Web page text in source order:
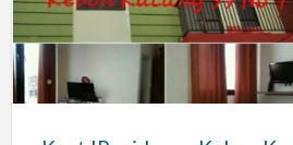
Kacang
,dekat
Thamrin,
Sarinah,